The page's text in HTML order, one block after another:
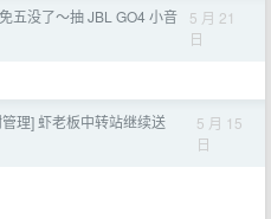
五没了～抽 JBL GO4 小音
5 月 21
日
理] 虾老板中转站继续送
5 月 15
日